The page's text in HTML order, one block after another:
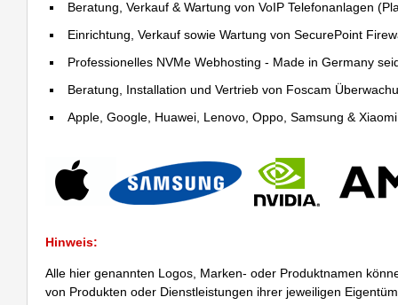
Beratung, Verkauf & Wartung von VoIP Telefonanlagen
Einrichtung, Verkauf sowie Wartung von SecurePoint
Professionelles NVMe Webhosting - Made in Germany
Beratung, Installation und Vertrieb von Foscam
Apple, Google, Huawei, Lenovo, Oppo, Samsung &
Hinweis:
Alle hier genannten Logos, Marken- oder Produktnamen
von Produkten oder Dienstleistungen ihrer jeweiligen